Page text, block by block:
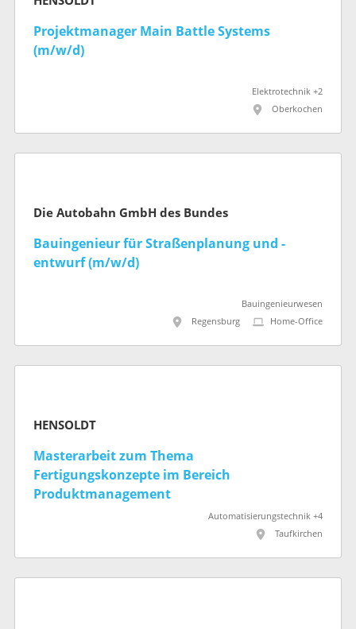
Projektmanager Main Battle Systems
(m/w/d)
Elektrotechnik +2
Oberkochen
Die Autobahn GmbH des Bundes
Bauingenieur für Straßenplanung und -
entwurf (m/w/d)
Bauingenieurwesen
Regensburg
Home-Office
HENSOLDT
Masterarbeit zum Thema
Fertigungskonzepte im Bereich
Produktmanagement
Automatisierungstechnik +4
Taufkirchen